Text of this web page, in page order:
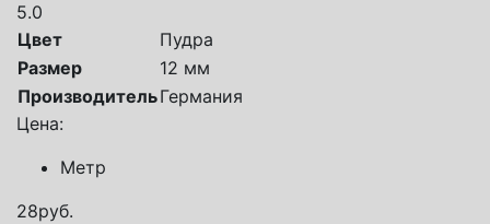
5.0
Цвет
Пудра
Размер
12 мм
ПроизводительГермания
Цена:
Метр
28руб.